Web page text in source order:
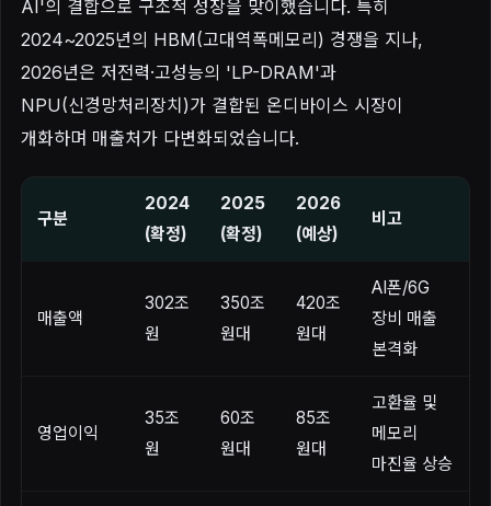
AI'의 결합으로 구조적 성장을 맞이했습니다. 특히
2024~2025년의 HBM(고대역폭메모리) 경쟁을 지나,
2026년은 저전력·고성능의 'LP-DRAM'과
NPU(신경망처리장치)가 결합된 온디바이스 시장이
개화하며 매출처가 다변화되었습니다.
구분
2024
(확정)
2025
(확정)
2026
(예상)
비고
매출액
302조
원
350조
원대
420조
원대
AI폰/6G
장비 매출
본격화
영업이익
35조
원
60조
원대
85조
원대
고환율 및
메모리
마진율 상승